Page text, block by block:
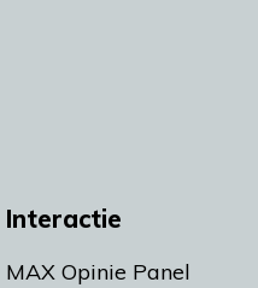
Interactie
MAX Opinie Panel